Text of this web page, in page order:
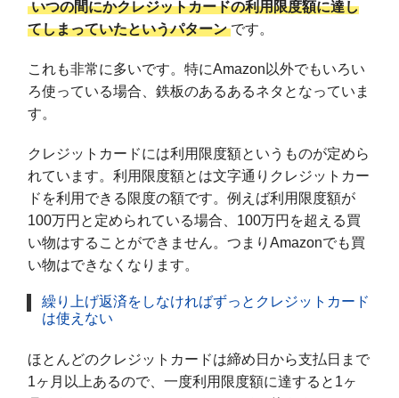
いつの間にかクレジットカードの利用限度額に達し
てしまっていたというパターン です。
これも非常に多いです。特にAmazon以外でもいろい
ろ使っている場合、鉄板のあるあるネタとなっていま
す。
クレジットカードには利用限度額というものが定めら
れています。利用限度額とは文字通りクレジットカー
ドを利用できる限度の額です。例えば利用限度額が
100万円と定められている場合、100万円を超える買
い物はすることができません。つまりAmazonでも買
い物はできなくなります。
繰り上げ返済をしなければずっとクレジットカード
は使えない
ほとんどのクレジットカードは締め日から支払日まで
1ヶ月以上あるので、一度利用限度額に達すると1ヶ